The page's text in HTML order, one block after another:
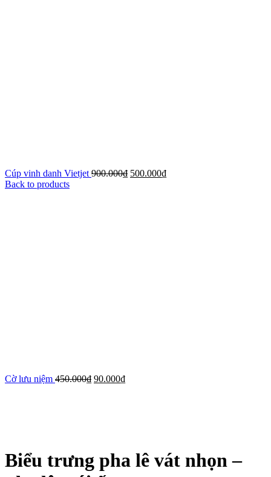
Cúp vinh danh Vietjet 900.000₫ 500.000₫
Back to products
Cờ lưu niệm 450.000₫ 90.000₫
Biểu trưng pha lê vát nhọn –